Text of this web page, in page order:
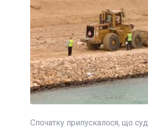
Спочатку припускалося, що